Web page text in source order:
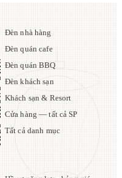
Đèn nhà hàng
Đèn quán cafe
Đèn quán BBQ
Đèn khách sạn
Khách sạn & Resort
Cửa hàng — tất cả SP
Tất cả danh mục